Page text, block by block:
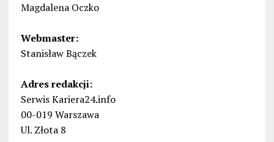
Magdalena Oczko
Webmaster:
Stanisław Bączek
Adres redakcji:
Serwis Kariera24.info
00-019 Warszawa
Ul. Złota 8